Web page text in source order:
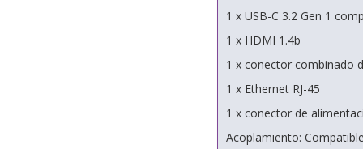
1 x USB-C 3.2 Gen 1
1 x HDMI 1.4b
1 x conector combinado
1 x Ethernet RJ-45
1 x conector de
Acoplamiento: